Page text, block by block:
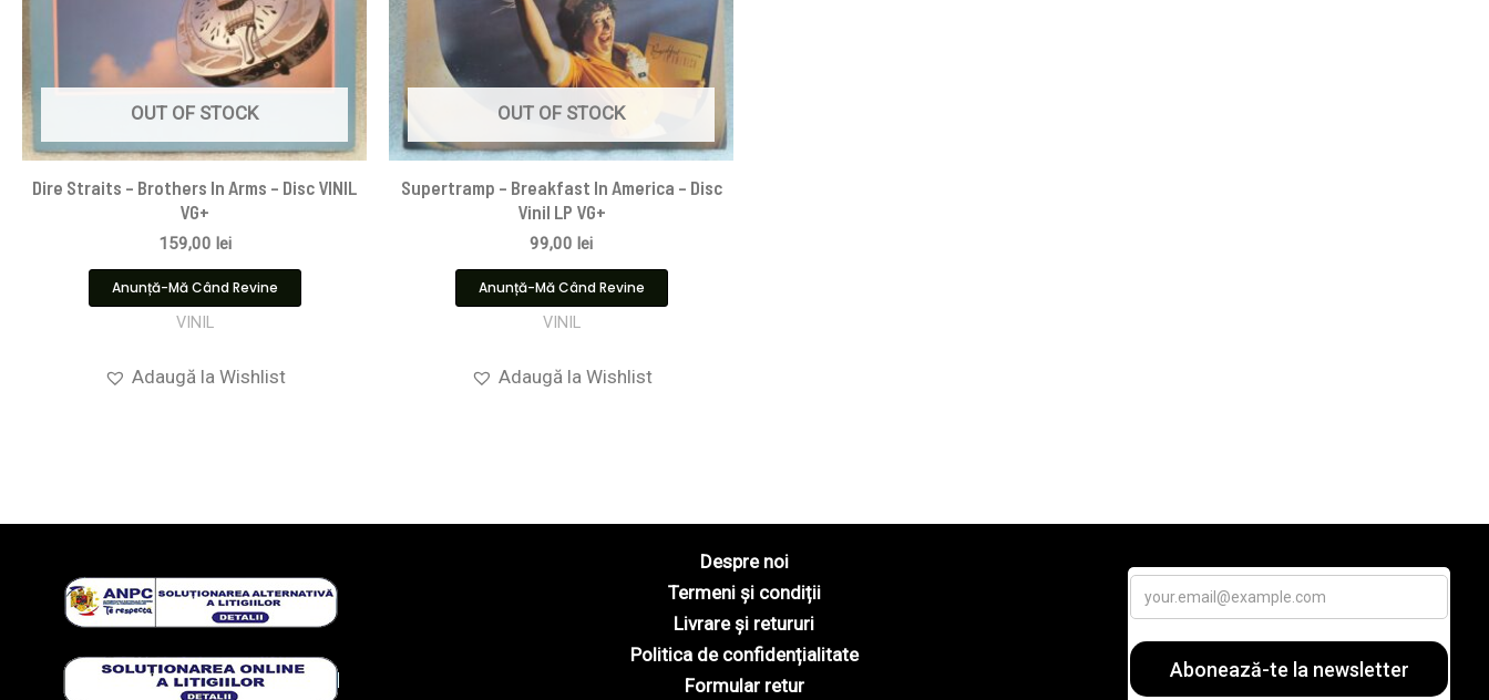
OUT OF STOCK
Dire Straits ‎– Brothers In Arms – Disc VINIL
VG+
159,00 lei
Anunță-Mă Când Revine
VINIL
Adaugă la Wishlist
OUT OF STOCK
Supertramp – Breakfast In America – Disc
Vinil LP VG+
99,00 lei
Anunță-Mă Când Revine
VINIL
Adaugă la Wishlist
Despre noi
Termeni și condiții
Livrare și retururi
Politica de confidențialitate
Formular retur